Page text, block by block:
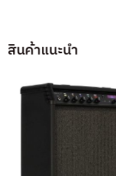
สินค้าแนะนำ